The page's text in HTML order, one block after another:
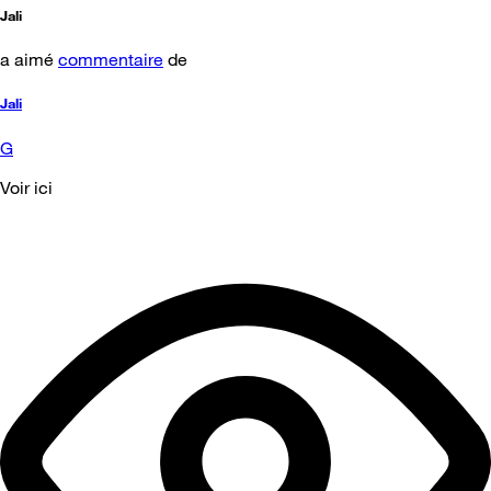
Jali
a aimé commentaire de
Jali
G
Voir ici